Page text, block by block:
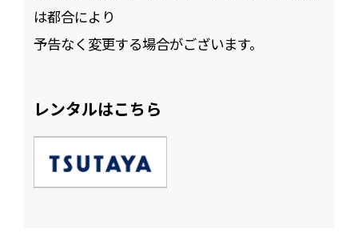
は都合により
予告なく変更する場合がございます。
レンタルはこちら